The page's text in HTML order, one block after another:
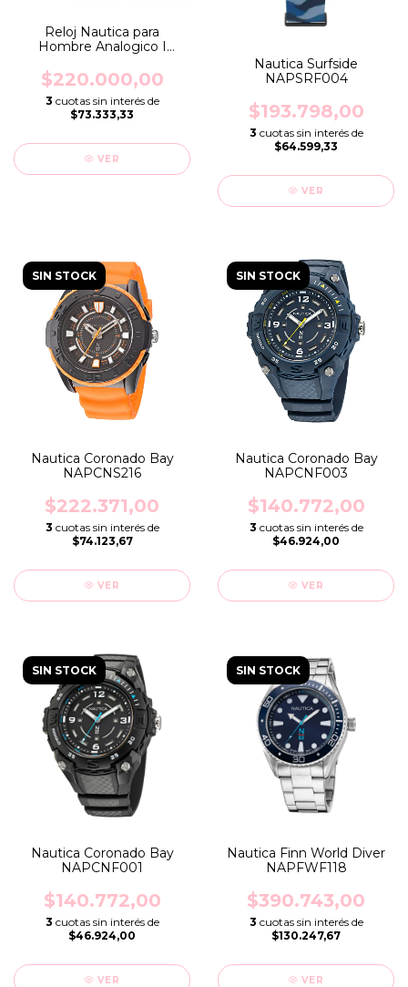
Reloj Nautica para
Hombre Analogico I
$220.000,00
3 cuotas sin interés de
$73.333,33
VER
Nautica Surfside
NAPSRF004
$193.798,00
3 cuotas sin interés de
$64.599,33
VER
SIN STOCK
Nautica Coronado Bay
NAPCNS216
$222.371,00
3 cuotas sin interés de
$74.123,67
VER
SIN STOCK
Nautica Coronado Bay
NAPCNF003
$140.772,00
3 cuotas sin interés de
$46.924,00
VER
SIN STOCK
Nautica Coronado Bay
NAPCNF001
$140.772,00
3 cuotas sin interés de
$46.924,00
VER
SIN STOCK
Nautica Finn World Diver
NAPFWF118
$390.743,00
3 cuotas sin interés de
$130.247,67
VER